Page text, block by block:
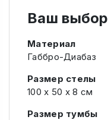
Ваш выбор
Материал
Габбро-Диабаз
Размер стелы
100 х 50 х 8 см
Размер тумбы